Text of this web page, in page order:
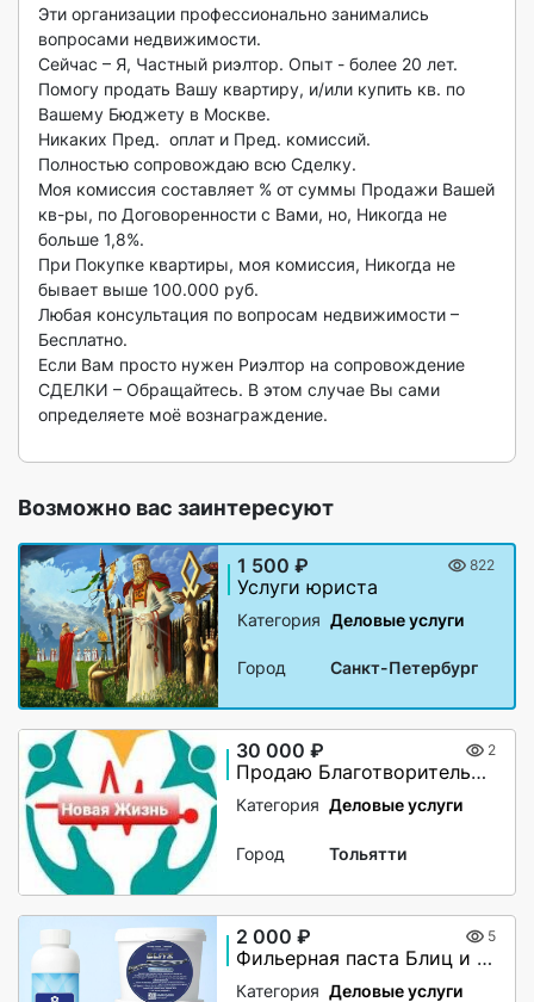
Эти организации профессионально занимались
вопросами недвижимости.
Сейчас – Я, Частный риэлтор. Опыт - более 20 лет.
Помогу продать Вашу квартиру, и/или купить кв. по
Вашему Бюджету в Москве.
Никаких Пред.  оплат и Пред. комиссий.
Полностью сопровождаю всю Сделку.
Моя комиссия составляет % от суммы Продажи Вашей
кв-ры, по Договоренности с Вами, но, Никогда не
больше 1,8%.
При Покупке квартиры, моя комиссия, Никогда не
бывает выше 100.000 руб.
Любая консультация по вопросам недвижимости –
Бесплатно.
Если Вам просто нужен Риэлтор на сопровождение
СДЕЛКИ – Обращайтесь. В этом случае Вы сами
определяете моё вознаграждение.
Возможно вас заинтересуют
1 500 ₽ 822
Услуги юриста
Категория Деловые услуги
Город Санкт-Петербург
30 000 ₽ 2
Продаю Благотворительный Фонд
Категория Деловые услуги
Город Тольятти
2 000 ₽ 5
Фильерная паста Блиц и Ультразол
Категория Деловые услуги